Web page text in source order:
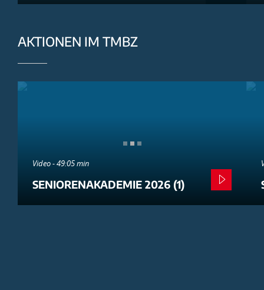
AKTIONEN IM TMBZ
Video - 49:05 min
SENIORENAKADEMIE 2026 (1)